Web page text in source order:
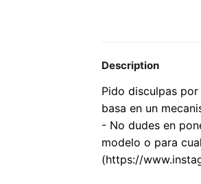
Description
Pido disculpas
basa en un
- No dudes en
modelo o para
(https://